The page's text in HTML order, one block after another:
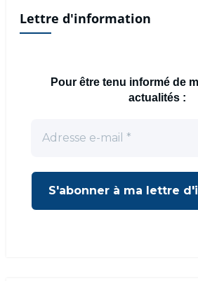
Lettre d'information
Pour être tenu informé de
actualités :